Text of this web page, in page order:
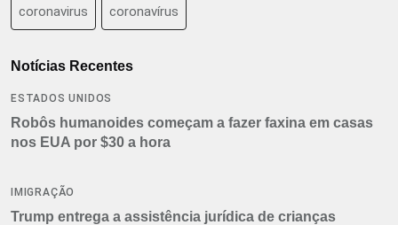
coronavirus coronavírus
Notícias Recentes
ESTADOS UNIDOS
Robôs humanoides começam a fazer faxina em casas
nos EUA por $30 a hora
IMIGRAÇÃO
Trump entrega a assistência jurídica de crianças